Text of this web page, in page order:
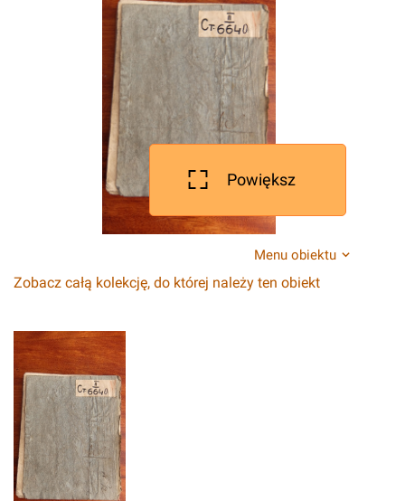
Powiększ
Menu obiektu
Zobacz całą kolekcję, do której należy ten obiekt